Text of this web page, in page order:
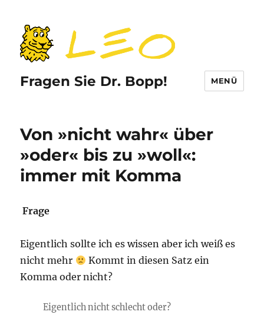
Fragen Sie Dr. Bopp! MENÜ
Von »nicht wahr« über
»oder« bis zu »woll«:
immer mit Komma
Frage
Eigentlich sollte ich es wissen aber ich weiß es
nicht mehr
Kommt in diesen Satz ein
Komma oder nicht?
Eigentlich nicht schlecht oder?